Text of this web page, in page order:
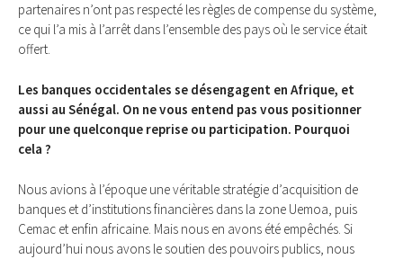
partenaires n’ont pas respecté les règles de compense du système,
ce qui l’a mis à l’arrêt dans l’ensemble des pays où le service était
offert.
Les banques occidentales se désengagent en Afrique, et
aussi au Sénégal. On ne vous entend pas vous positionner
pour une quelconque reprise ou participation. Pourquoi
cela ?
Nous avions à l’époque une véritable stratégie d’acquisition de
banques et d’institutions financières dans la zone Uemoa, puis
Cemac et enfin africaine. Mais nous en avons été empêchés. Si
aujourd’hui nous avons le soutien des pouvoirs publics, nous